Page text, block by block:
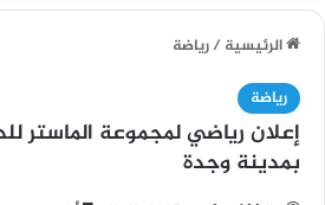
الرئيسية/رياضة
رياضة
إعلان رياضي لمجموعة الماستر
بمدينة وجدة